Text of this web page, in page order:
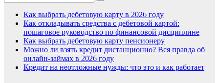
Как выбрать дебетовую карту в 2026 году
Как откладывать средства с дебетовой картой:
пошаговое руководство по финансовой дисциплине
Как выбрать дебетовую карту пенсионеру
Можно ли взять кредит дистанционно? Вся правда об
онлайн-займах в 2026 году
Кредит на неотложные нужды: что это и как работает